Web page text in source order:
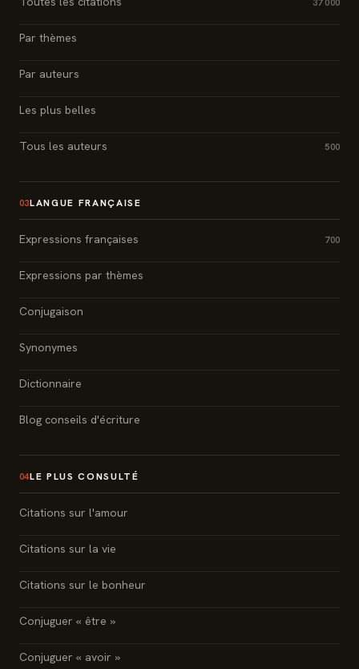
Par thèmes
Par auteurs
Les plus belles
Tous les auteurs 500
03LANGUE FRANÇAISE
Expressions françaises 700
Expressions par thèmes
Conjugaison
Synonymes
Dictionnaire
Blog conseils d'écriture
04LE PLUS CONSULTÉ
Citations sur l'amour
Citations sur la vie
Citations sur le bonheur
Conjuguer « être »
Conjuguer « avoir »